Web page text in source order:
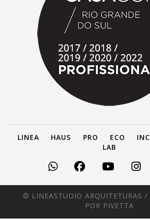
LINEA HAUS PRO ECO INC
LAB
© LINEASTUDIO ARQUITETURAS /
POR PIVETTA